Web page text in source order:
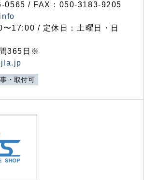
0565 / FAX：050-3183-9205
17:00 / 定休日：土曜日・日
365日※
jla.jp
・取付可